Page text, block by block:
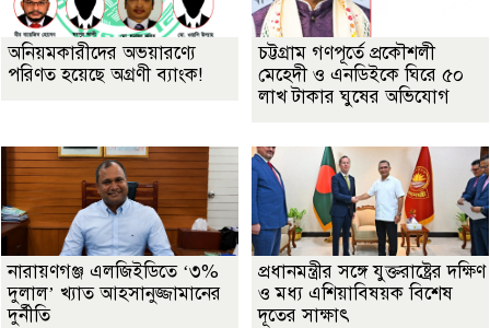
অনিয়মকারীদের অভয়ারণ্যে
পরিণত হয়েছে অগ্রণী ব্যাংক!
চট্টগ্রাম গণপূর্তে প্রকৌশলী
মেহেদী ও এনডিইকে ঘিরে ৫০
লাখ টাকার ঘুষের অভিযোগ
নারায়ণগঞ্জ এলজিইডিতে ‘৩%
দুলাল’ খ্যাত আহসানুজ্জামানের
দুর্নীতি
প্রধানমন্ত্রীর সঙ্গে যুক্তরাষ্ট্রের দক্ষিণ
ও মধ্য এশিয়াবিষয়ক বিশেষ
দূতের সাক্ষাৎ